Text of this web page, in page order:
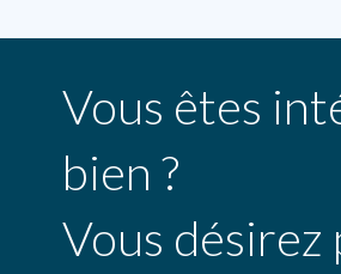
Vous êtes
bien ?
Vous désirez